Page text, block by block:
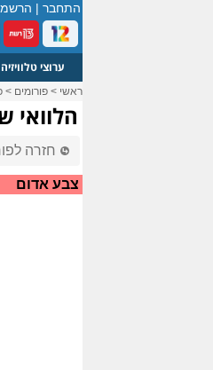
התחבר |
ערוצי טלוויזיה
ראשי > פורומים >
הלוואי
חזרה
צבע אדום